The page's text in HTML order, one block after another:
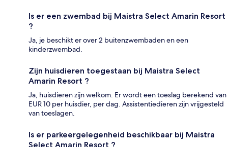
Is er een zwembad bij Maistra Select Amarin Resort
?
Ja, je beschikt er over 2 buitenzwembaden en een
kinderzwembad.
Zijn huisdieren toegestaan bij Maistra Select
Amarin Resort ?
Ja, huisdieren zijn welkom. Er wordt een toeslag berekend van
EUR 10 per huisdier, per dag. Assistentiedieren zijn vrijgesteld
van toeslagen.
Is er parkeergelegenheid beschikbaar bij Maistra
Select Amarin Resort ?